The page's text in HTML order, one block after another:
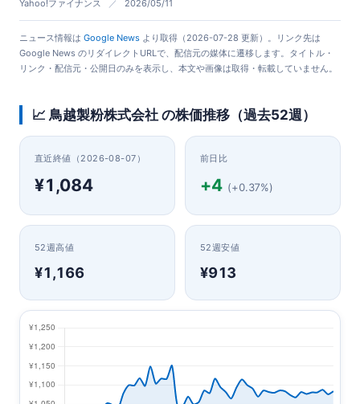
Yahoo!ファイナンス ／ 2026/05/11
ニュース情報は Google News より取得（2026-07-28 更新）。リンク先は
Google News のリダイレクトURLで、配信元の媒体に遷移します。タイトル・
リンク・配信元・公開日のみを表示し、本文や画像は取得・転載していません。
📈 鳥越製粉株式会社 の株価推移（過去52週）
直近終値（2026-08-07）
¥1,084
前日比
+4 (+0.37%)
52週高値
¥1,166
52週安値
¥913